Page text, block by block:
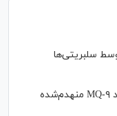
سلبریتی‌ها
اولین تصاویر لاشه F-۱۵ آمریکا و پهپاد MQ-۹ منهدم‌شده